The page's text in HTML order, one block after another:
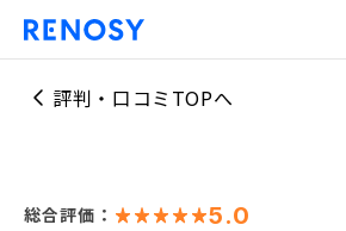
評判・口コミTOPへ
総合評価： 5.0